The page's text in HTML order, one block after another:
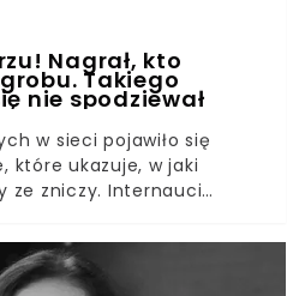
Nagrał, kto
Takiego
nie spodziewał
w sieci pojawiło się
które ukazuje, w jaki
ze zniczy. Internauci
na cmentarzu?